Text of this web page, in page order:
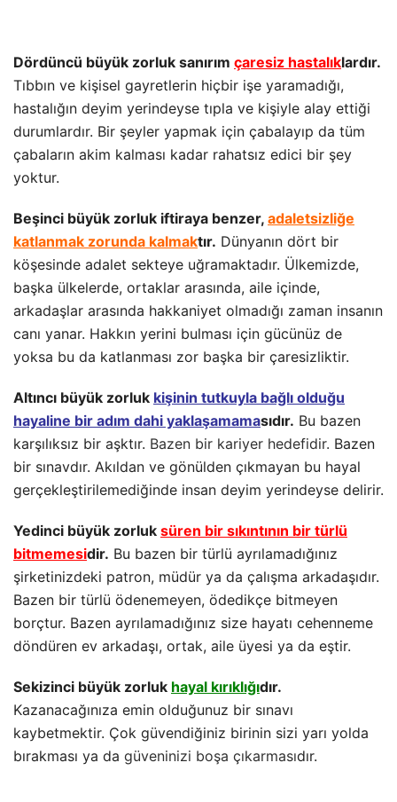
Dördüncü büyük zorluk sanırım çaresiz hastalıklardır.
Tıbbın ve kişisel gayretlerin hiçbir işe yaramadığı,
hastalığın deyim yerindeyse tıpla ve kişiyle alay ettiği
durumlardır. Bir şeyler yapmak için çabalayıp da tüm
çabaların akim kalması kadar rahatsız edici bir şey
yoktur.
Beşinci büyük zorluk iftiraya benzer, adaletsizliğe
katlanmak zorunda kalmaktır. Dünyanın dört bir
köşesinde adalet sekteye uğramaktadır. Ülkemizde,
başka ülkelerde, ortaklar arasında, aile içinde,
arkadaşlar arasında hakkaniyet olmadığı zaman insanın
canı yanar. Hakkın yerini bulması için gücünüz de
yoksa bu da katlanması zor başka bir çaresizliktir.
Altıncı büyük zorluk kişinin tutkuyla bağlı olduğu
hayaline bir adım dahi yaklaşamamasıdır. Bu bazen
karşılıksız bir aşktır. Bazen bir kariyer hedefidir. Bazen
bir sınavdır. Akıldan ve gönülden çıkmayan bu hayal
gerçekleştirilemediğinde insan deyim yerindeyse delirir.
Yedinci büyük zorluk süren bir sıkıntının bir türlü
bitmemesidir. Bu bazen bir türlü ayrılamadığınız
şirketinizdeki patron, müdür ya da çalışma arkadaşıdır.
Bazen bir türlü ödenemeyen, ödedikçe bitmeyen
borçtur. Bazen ayrılamadığınız size hayatı cehenneme
döndüren ev arkadaşı, ortak, aile üyesi ya da eştir.
Sekizinci büyük zorluk hayal kırıklığıdır.
Kazanacağınıza emin olduğunuz bir sınavı
kaybetmektir. Çok güvendiğiniz birinin sizi yarı yolda
bırakması ya da güveninizi boşa çıkarmasıdır.